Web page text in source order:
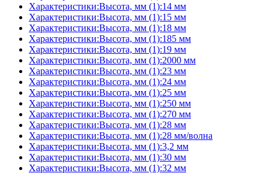
Характеристики:Высота, мм (1):14 мм
Характеристики:Высота, мм (1):15 мм
Характеристики:Высота, мм (1):18 мм
Характеристики:Высота, мм (1):185 мм
Характеристики:Высота, мм (1):19 мм
Характеристики:Высота, мм (1):2000 мм
Характеристики:Высота, мм (1):23 мм
Характеристики:Высота, мм (1):24 мм
Характеристики:Высота, мм (1):25 мм
Характеристики:Высота, мм (1):250 мм
Характеристики:Высота, мм (1):270 мм
Характеристики:Высота, мм (1):28 мм
Характеристики:Высота, мм (1):28 мм/волна
Характеристики:Высота, мм (1):3,2 мм
Характеристики:Высота, мм (1):30 мм
Характеристики:Высота, мм (1):32 мм